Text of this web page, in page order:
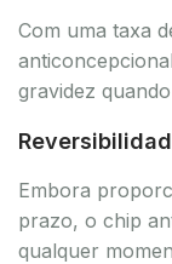
Com uma taxa
gravidez
Embora
prazo, o chip
qualquer